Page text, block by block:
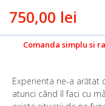
750,00 lei
Comanda simplu si
Experienta ne-a arătat
atunci când îl faci cu